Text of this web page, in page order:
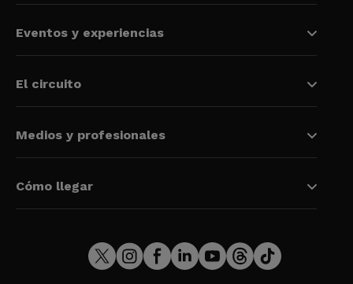
Eventos y experiencias
El circuito
Medios y profesionales
Cómo llegar